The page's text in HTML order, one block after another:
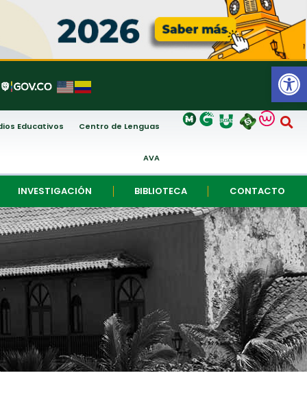
Abrir
Educativos Centro de Lenguas
AVA
INVESTIGACIÓN BIBLIOTECA CONTACTO